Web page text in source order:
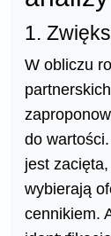
1.
W obliczu
do wartości.
jest
wybierają
cennikiem.